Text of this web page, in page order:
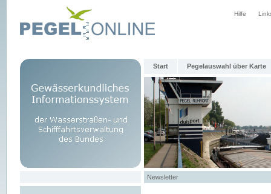
Hilfe
Start Pegelauswahl über Karte
Newsletter